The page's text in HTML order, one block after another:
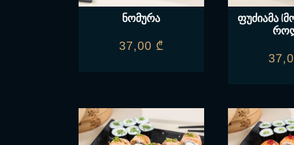
ნომურა
37,00 ₾
ფუძიამა